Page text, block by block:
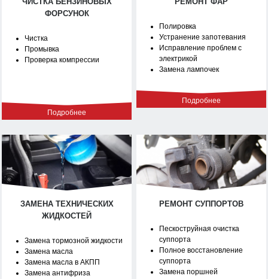
ФОРСУНОК
Чистка
Промывка
Проверка компрессии
Подробнее
Полировка
Устранение запотевания
Исправление проблем с
электрикой
Замена лампочек
Подробнее
ЗАМЕНА ТЕХНИЧЕСКИХ
ЖИДКОСТЕЙ
Замена тормозной жидкости
Замена масла
Замена масла в АКПП
Замена антифриза
РЕМОНТ СУППОРТОВ
Пескоструйная очистка
суппорта
Полное восстановление
суппорта
Замена поршней